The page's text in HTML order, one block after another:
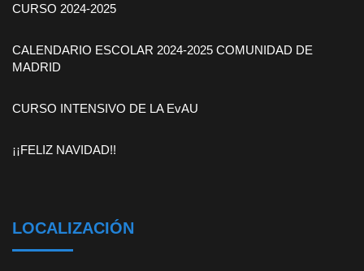
CURSO 2024-2025
CALENDARIO ESCOLAR 2024-2025 COMUNIDAD DE
MADRID
CURSO INTENSIVO DE LA EvAU
¡¡FELIZ NAVIDAD!!
LOCALIZACIÓN